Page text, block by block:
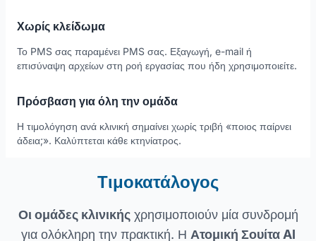
Χωρίς κλείδωμα
Το PMS σας παραμένει PMS σας. Εξαγωγή, e-mail ή
επισύναψη αρχείων στη ροή εργασίας που ήδη χρησιμοποιείτε.
Πρόσβαση για όλη την ομάδα
Η τιμολόγηση ανά κλινική σημαίνει χωρίς τριβή «ποιος παίρνει
άδεια;». Καλύπτεται κάθε κτηνίατρος.
Τιμοκατάλογος
Οι ομάδες κλινικήςχρησιμοποιούν μία συνδρομή
για ολόκληρη την πρακτική. Η Ατομική Σουίτα AI